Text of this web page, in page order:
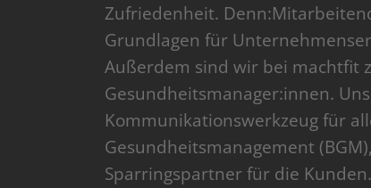
Zufriedenheit.
Grundlagen für
Außerdem sind wir bei machtfit
Gesundheitsmanager:innen.
Kommunikationswerkzeug für
Gesundheitsmanagement
Sparringspartner für die